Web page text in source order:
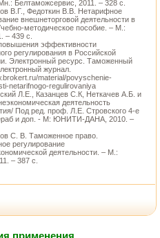
Белтаможсервис, 2011. – 328 с.
В.Г., Федоткин В.В. Нетарифное
внешнеторговой деятельности в
методическое пособие. – М.:
– 439 с.
эффективности
регулирования в Российской
Электронный ресурс. Таможенный
журнал.
material/povyschenie-
netarifnogo-regulirovaniya
Л.Е., Казанцев С.К, Неткачев А.Б. и
деятельность
Под ред. проф. Л.Е. Стровского 4-е
и доп. - М: ЮНИТИ-ДАНА, 2010. –
С. В. Таможенное право.
регулирование
деятельности. – М.:
– 387 с.
применения